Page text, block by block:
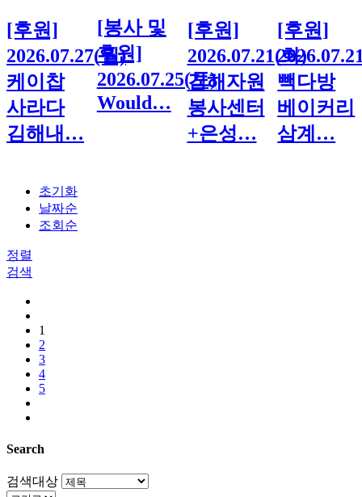
[후원]
2026.07.27(월)
케이찹
사라다
김해내…
[봉사 및
후원]
2026.07.25(토)
Would…
[후원]
2026.07.21(화)
김해자원
봉사센터
+은성…
[후원]
빽다방
베이커리
삼계…
초기화
날짜순
조회순
정렬
검색
1
2
3
4
5
Search
검색대상